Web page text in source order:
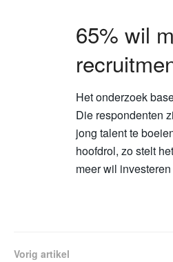
65% wil
Het onderzoek
Die respondenten
jong talent te
hoofdrol, zo stelt
meer wil
Vorig artikel